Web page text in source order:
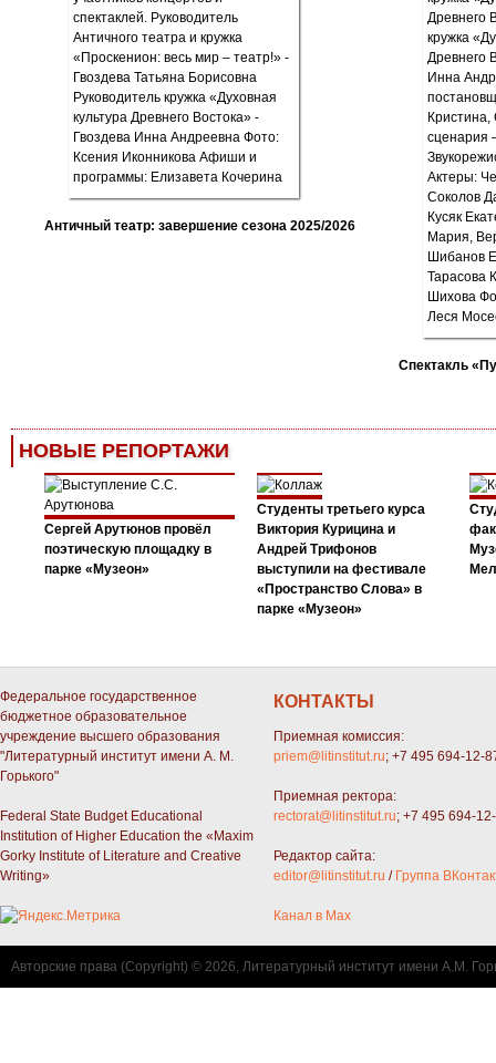
Античный театр: завершение сезона 2025/2026
Спектакль
НОВЫЕ РЕПОРТАЖИ
Сергей Арутюнов провёл
поэтическую площадку в
парке «Музеон»
Студенты третьего курса
Виктория Курицина и
Андрей Трифонов
выступили на фестивале
«Пространство Слова» в
парке «Музеон»
Федеральное государственное
бюджетное образовательное
учреждение высшего образования
"Литературный институт имени А. М.
Горького"
Federal State Budget Educational
Institution of Higher Education the «Maxim
Gorky Institute of Literature and Creative
Writing»
КОНТАКТЫ
Приемная комиссия:
priem@litinstitut.ru; +7 495 694-12-
Приемная ректора:
rectorat@litinstitut.ru; +7 495 694-
Редактор сайта:
editor@litinstitut.ru / Группа
Канал в Max
Авторские права (Copyright) © 2026, Литературный институт имени А.М.